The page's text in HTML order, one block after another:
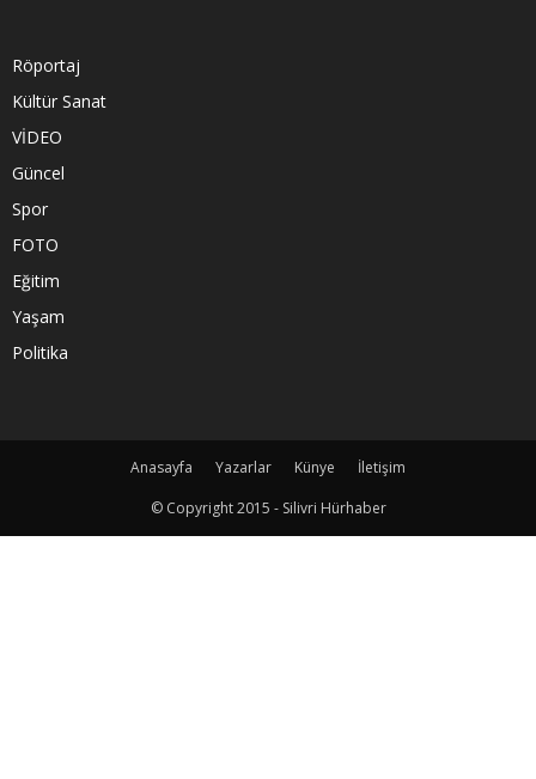
Röportaj
Kültür Sanat
VİDEO
Güncel
Spor
FOTO
Eğitim
Yaşam
Politika
Anasayfa Yazarlar Künye
İletişim
© Copyright 2015 - Silivri Hürhaber